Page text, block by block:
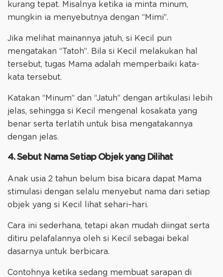
kurang tepat. Misalnya ketika ia minta minum,
mungkin ia menyebutnya dengan “Mimi”.
Jika melihat mainannya jatuh, si Kecil pun
mengatakan “Tatoh”. Bila si Kecil melakukan hal
tersebut, tugas Mama adalah memperbaiki kata-
kata tersebut.
Katakan “Minum” dan “Jatuh” dengan artikulasi lebih
jelas, sehingga si Kecil mengenal kosakata yang
benar serta terlatih untuk bisa mengatakannya
dengan jelas.
4. Sebut Nama Setiap Objek yang Dilihat
Anak usia 2 tahun belum bisa bicara dapat Mama
stimulasi dengan selalu menyebut nama dari setiap
objek yang si Kecil lihat sehari–hari.
Cara ini sederhana, tetapi akan mudah diingat serta
ditiru pelafalannya oleh si Kecil sebagai bekal
dasarnya untuk berbicara.
Contohnya ketika sedang membuat sarapan di